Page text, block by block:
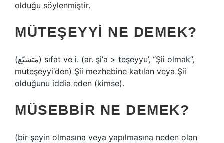
olduğu söylenmiştir.
MÜTEŞEYYI NE DEMEK?
(ﻣﺘﺸﻴّﻊ) sıfat ve i. (ar. şі’a > teşeyyu’, “Şii olmak”,
muteşeyyi‘den) Şii mezhebine katılan veya Şii
olduğunu iddia eden (kimse).
MÜSEBBIR NE DEMEK?
(bir şeyin olmasına veya yapılmasına neden olan